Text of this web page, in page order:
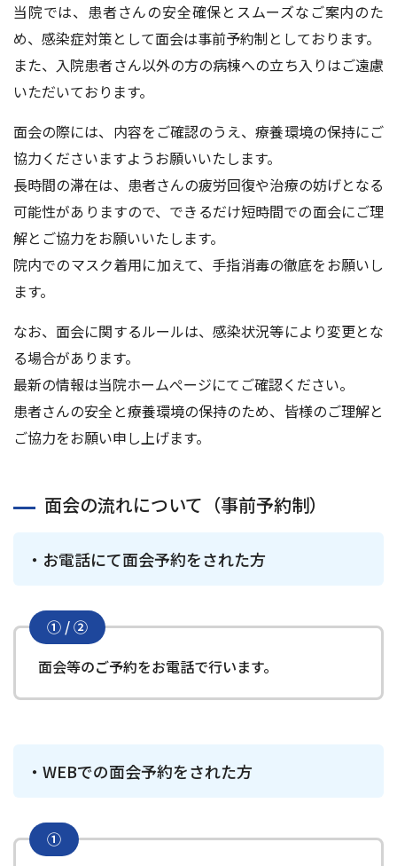
当院では、患者さんの安全確保とスムーズなご案内のた
め、感染症対策として面会は事前予約制としております。
また、入院患者さん以外の方の病棟への立ち入りはご遠慮
いただいております。
面会の際には、内容をご確認のうえ、療養環境の保持にご
協力くださいますようお願いいたします。
長時間の滞在は、患者さんの疲労回復や治療の妨げとなる
可能性がありますので、できるだけ短時間での面会にご理
解とご協力をお願いいたします。
院内でのマスク着用に加えて、手指消毒の徹底をお願いし
ます。
なお、面会に関するルールは、感染状況等により変更とな
る場合があります。
最新の情報は当院ホームぺージにてご確認ください。
患者さんの安全と療養環境の保持のため、皆様のご理解と
ご協力をお願い申し上げます。
面会の流れについて（事前予約制）
お電話にて面会予約をされた方
① / ②
面会等のご予約をお電話で行います。
WEBでの面会予約をされた方
①